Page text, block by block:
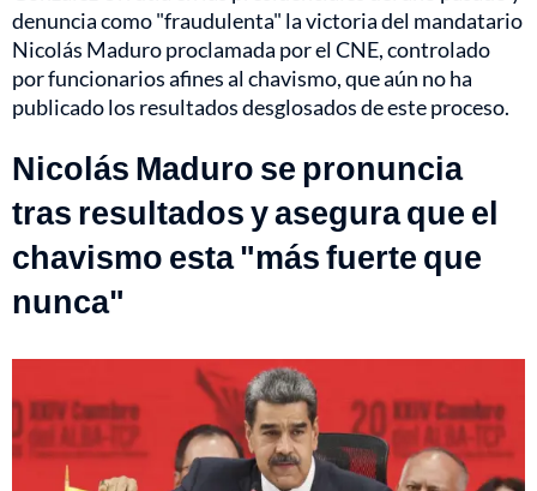
denuncia como "fraudulenta" la victoria del mandatario
Nicolás Maduro proclamada por el CNE, controlado
por funcionarios afines al chavismo, que aún no ha
publicado los resultados desglosados de este proceso.
Nicolás Maduro se pronuncia
tras resultados y asegura que el
chavismo esta "más fuerte que
nunca"